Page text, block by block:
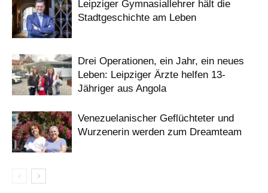
Leipziger Gymnasiallehrer hält die
Stadtgeschichte am Leben
Drei Operationen, ein Jahr, ein neues
Leben: Leipziger Ärzte helfen 13-
Jähriger aus Angola
Venezuelanischer Geflüchteter und
Wurzenerin werden zum Dreamteam